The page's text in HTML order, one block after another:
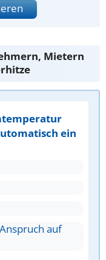
Mietern
ein
auf